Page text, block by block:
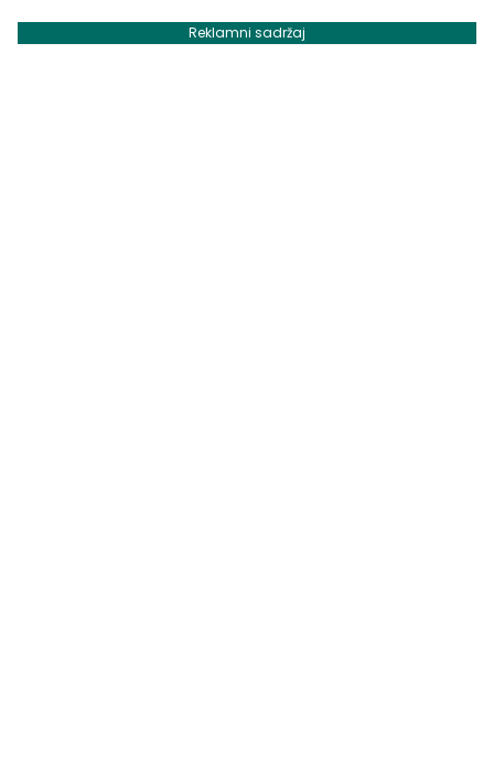
Reklamni sadržaj